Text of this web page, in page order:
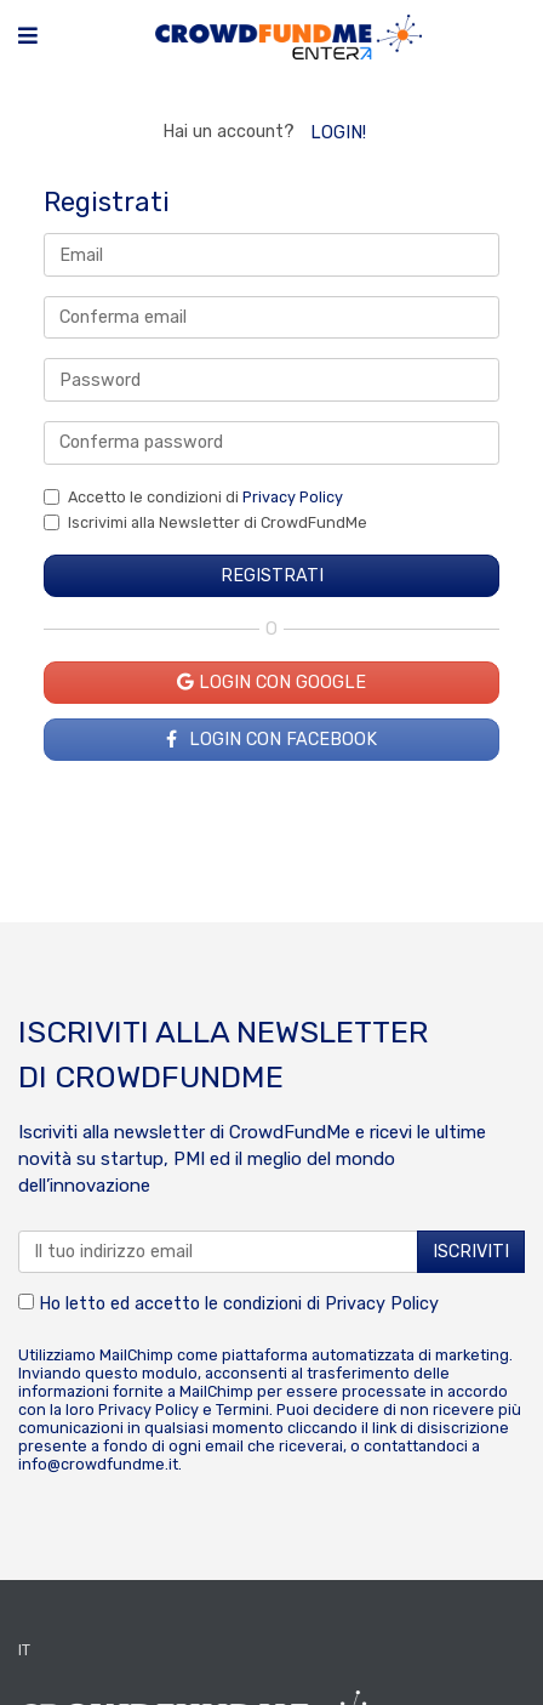
Hai un account? LOGIN!
Registrati
Accetto le condizioni di Privacy Policy
Iscrivimi alla Newsletter di CrowdFundMe
O
LOGIN CON GOOGLE
LOGIN CON FACEBOOK
ISCRIVITI ALLA NEWSLETTER
DI CROWDFUNDME
Iscriviti alla newsletter di CrowdFundMe e ricevi le ultime
novità su startup, PMI ed il meglio del mondo
dell’innovazione
Ho letto ed accetto le condizioni di Privacy Policy
Utilizziamo MailChimp come piattaforma automatizzata di marketing.
Inviando questo modulo, acconsenti al trasferimento delle
informazioni fornite a MailChimp per essere processate in accordo
con la loro Privacy Policy e Termini. Puoi decidere di non ricevere più
comunicazioni in qualsiasi momento cliccando il link di disiscrizione
presente a fondo di ogni email che riceverai, o contattandoci a
info@crowdfundme.it.
IT